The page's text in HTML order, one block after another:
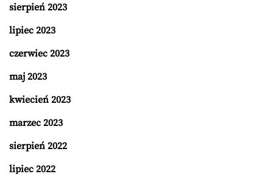
sierpień 2023
lipiec 2023
czerwiec 2023
maj 2023
kwiecień 2023
marzec 2023
sierpień 2022
lipiec 2022